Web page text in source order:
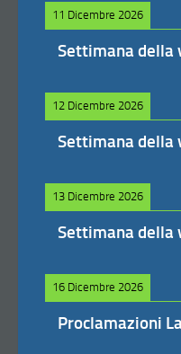
11 Dicembre 2026
Settimana della
12 Dicembre 2026
Settimana della
13 Dicembre 2026
Settimana della
16 Dicembre 2026
Proclamazioni